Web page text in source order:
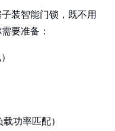
装智能门锁，既不用
要准备：
功率匹配）